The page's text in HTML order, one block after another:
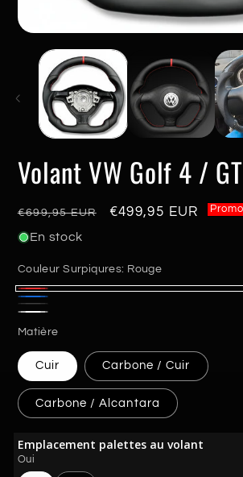
média
une
fenêtre
modale
Volant VW Golf 4 /
Prix
habituel
€699,95 EUR Promo
€499,95 EUR Promo
En stock
Couleur Surpiqures: Rouge
Rouge
Bleu
Noir
Matière
Cuir Carbone / Cuir
Carbone / Alcantara
Emplacement palettes au volant
Oui